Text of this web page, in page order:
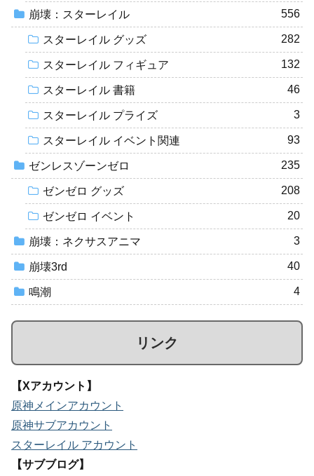
崩壊：スターレイル 556
スターレイル グッズ 282
スターレイル フィギュア 132
スターレイル 書籍 46
スターレイル プライズ 3
スターレイル イベント関連 93
ゼンレスゾーンゼロ 235
ゼンゼロ グッズ 208
ゼンゼロ イベント 20
崩壊：ネクサスアニマ 3
崩壊3rd 40
鳴潮 4
リンク
【Xアカウント】
原神メインアカウント
原神サブアカウント
スターレイル アカウント
【サブブログ】